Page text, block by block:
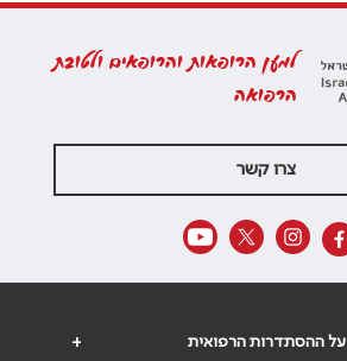
למען הרופאות והרופאים ולטובת
הרפואה
צרו קשר
+ על ההסתדרות הרפואית